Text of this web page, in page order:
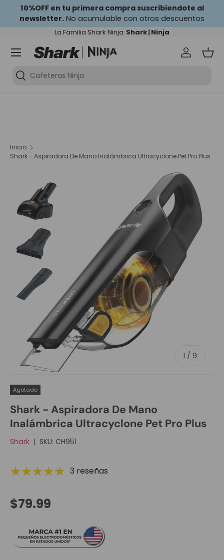
Ir al contenido
10%OFF en tu primera compra suscribiendote al
newsletter. No acumulable con otros descuentos
La Familia Shark Ninja: Shark|Ninja
Cafeteras Ninja
Iniciar
Inicio
Shark - Aspiradora De Mano Inalámbrica Ultracyclone Pet Pro Plus
Ir directamente a la información del producto
1 / de
9
Agotado
Shark - Aspiradora De Mano
Inalámbrica Ultracyclone Pet Pro Plus
Shark | SKU: CH951
3 reseñas
Precio normal
$79.99